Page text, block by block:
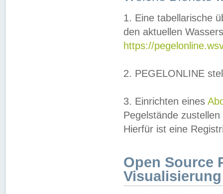
1. Eine tabellarische
den aktuellen
https://
2. PEGELONLINE
3. Einrichten eines
Pegelstände
Hierfür ist eine
Open Source
Visualisierung